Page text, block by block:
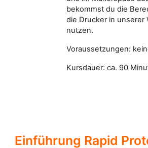
bekommst du die
die Drucker in unserer
nutzen.
Voraussetzungen:
Kursdauer: ca. 90
Einführung Rapid